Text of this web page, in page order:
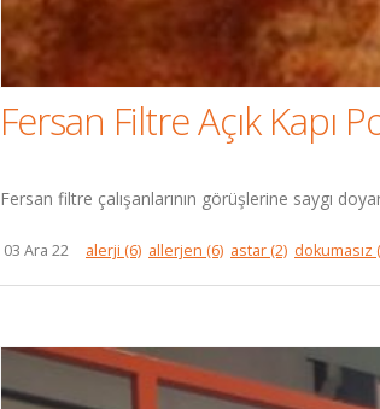
Fersan Filtre Açık Kapı
Fersan filtre çalışanlarının görüşlerine saygı
03 Ara 22 alerji (6) allerjen (6) astar (2) dokumasız